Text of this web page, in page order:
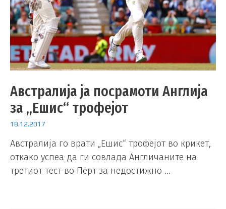
Австралија ја посрамоти Англија
за „Ешис“ трофејот
18.12.2017
Австралија го врати „Ешис“ трофејот во крикет,
откако успеа да ги совлада Англичаните на
третиот тест во Перт за недостижно …